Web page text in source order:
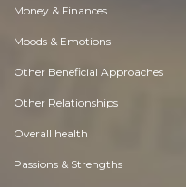
Money & Finances
Moods & Emotions
Other Beneficial Approaches
Other Relationships
Overall health
Passions & Strengths